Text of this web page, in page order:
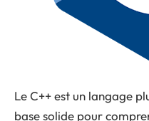
Le C++ est un langage
base solide pour